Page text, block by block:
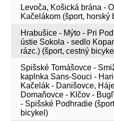
Levoča, Košická brána -
Kačelákom (šport, horský
Hrabušice - Mýto - Pri
ústie Sokola - sedlo
rázc.) (šport, cestný
Spišské Tomášovce -
kaplnka Sans-Souci -
Kačelák - Danišovce,
Domaňovce - Klčov -
- Spišské Podhradie
bicykel)